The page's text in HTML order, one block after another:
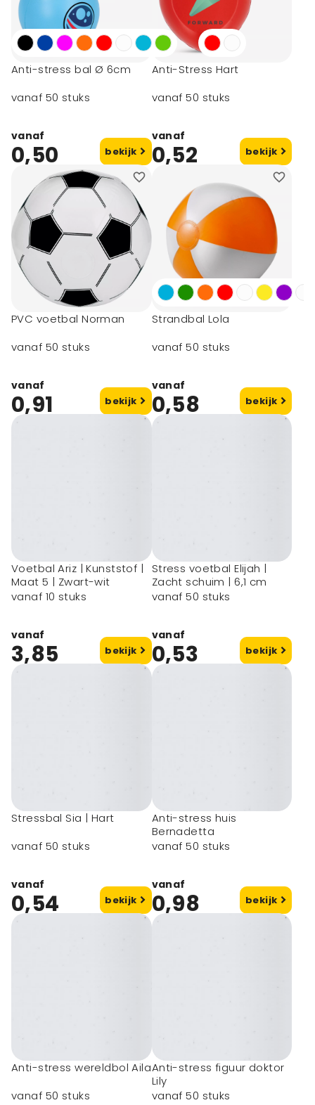
Anti-stress bal Ø 6cm
vanaf 50 stuks
vanaf
0,50 bekijk
Anti-Stress Hart
vanaf 50 stuks
vanaf
0,52 bekijk
PVC voetbal Norman
vanaf 50 stuks
vanaf
0,91 bekijk
Strandbal Lola
vanaf 50 stuks
vanaf
0,58 bekijk
Voetbal Ariz | Kunststof |
Maat 5 | Zwart-wit
vanaf 10 stuks
vanaf
3,85 bekijk
Stress voetbal Elijah |
Zacht schuim | 6,1 cm
vanaf 50 stuks
vanaf
0,53 bekijk
Stressbal Sia | Hart
vanaf 50 stuks
vanaf
0,54 bekijk
Anti-stress huis
Bernadetta
vanaf 50 stuks
vanaf
0,98 bekijk
Anti-stress wereldbol Aila
vanaf 50 stuks
Anti-stress figuur doktor
Lily
vanaf 50 stuks